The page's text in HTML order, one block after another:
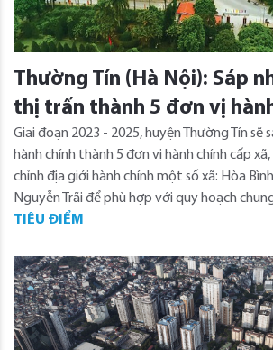
Thường Tín (Hà Nội): Sáp
thị trấn thành 5 đơn vị
Giai đoạn 2023 - 2025, huyện Thường Tín sẽ
hành chính thành 5 đơn vị hành chính cấp
chỉnh địa giới hành chính một số xã: Hòa
Nguyễn Trãi để phù hợp với quy hoạch
TIÊU ĐIỂM